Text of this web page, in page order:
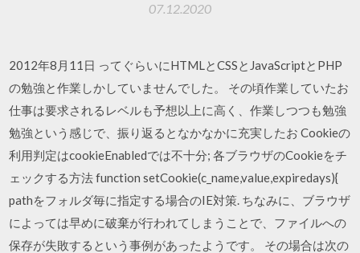
07.12.2020
2012年8月11日 ってぐらいにHTMLとCSSとJavaScriptとPHP
の勉強と作業しかしていませんでした。 その頃作業していたお
仕事は要求されるレベルも予想以上に高く、作業しつつも勉強
勉強という感じで、振り返るとなかなかに充実したお Cookieの
利用判定はcookieEnabledでは不十分; 各ブラウザのCookieをチ
ェックする方法 function setCookie(c_name,value,expiredays){
pathをフォルダ毎に指定する場合のIE対策. ちなみに、ブラウザ
によっては早めに破棄が行われてしまうことで、ファイルへの
保存が失敗するという事例があったようです。 その場合は次の